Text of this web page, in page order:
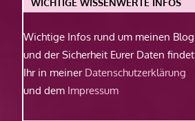
Wichtige Infos rund um meinen Blog
und der Sicherheit Eurer Daten findet
Ihr in meiner Datenschutzerklärung
und dem Impressum